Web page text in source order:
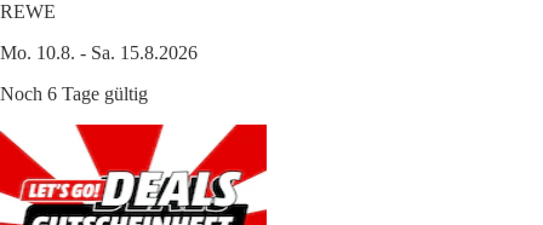
REWE
Mo. 10.8. - Sa. 15.8.2026
Noch 6 Tage gültig